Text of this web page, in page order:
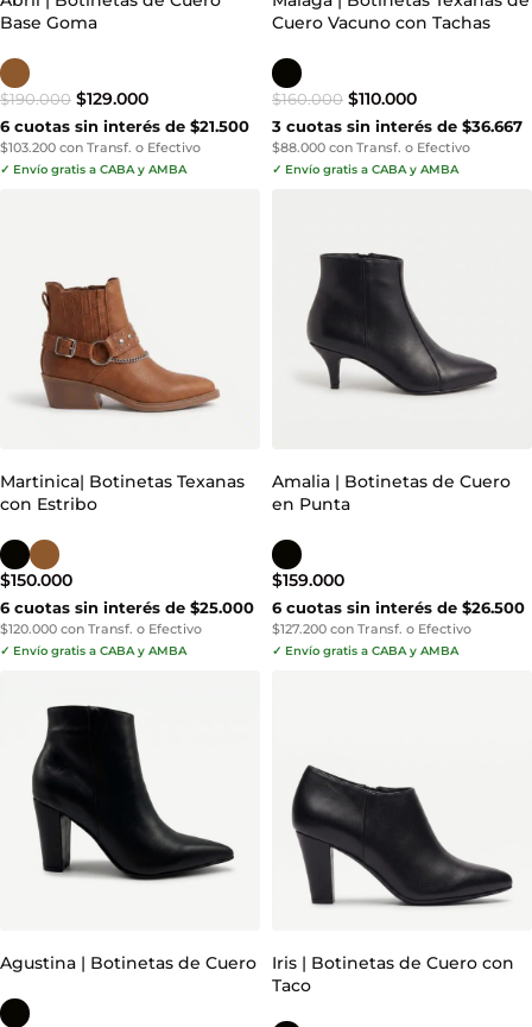
Base Goma
$190.000 $129.000
6 cuotas sin interés de $21.500
$103.200 con Transf. o Efectivo
✓ Envío gratis a CABA y AMBA
Cuero Vacuno con Tachas
$160.000 $110.000
3 cuotas sin interés de $36.667
$88.000 con Transf. o Efectivo
✓ Envío gratis a CABA y AMBA
Martinica| Botinetas Texanas
con Estribo
$150.000
6 cuotas sin interés de $25.000
$120.000 con Transf. o Efectivo
✓ Envío gratis a CABA y AMBA
Amalia | Botinetas de Cuero
en Punta
$159.000
6 cuotas sin interés de $26.500
$127.200 con Transf. o Efectivo
✓ Envío gratis a CABA y AMBA
Agustina | Botinetas de Cuero
Iris | Botinetas de Cuero con
Taco